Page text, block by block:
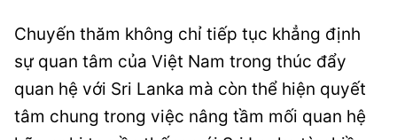
Chuyến thăm không chỉ tiếp tục khẳng định
sự quan tâm của Việt Nam trong thúc đẩy
quan hệ với Sri Lanka mà còn thể hiện quyết
tâm chung trong việc nâng tầm mối quan hệ